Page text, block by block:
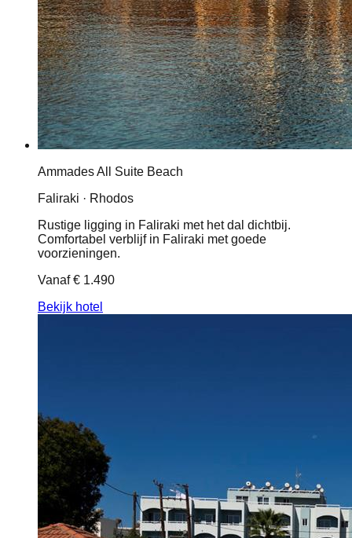
Ammades All Suite Beach
Faliraki · Rhodos
Rustige ligging in Faliraki met het dal dichtbij.
Comfortabel verblijf in Faliraki met goede
voorzieningen.
Vanaf€ 1.490
Bekijk hotel